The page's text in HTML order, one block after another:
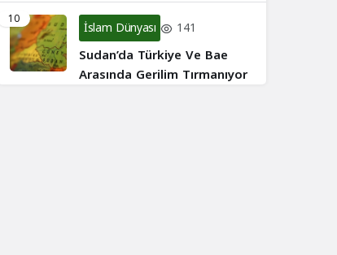
10 İslam Dünyası 141
Sudan’da Türkiye Ve Bae
Arasında Gerilim Tırmanıyor